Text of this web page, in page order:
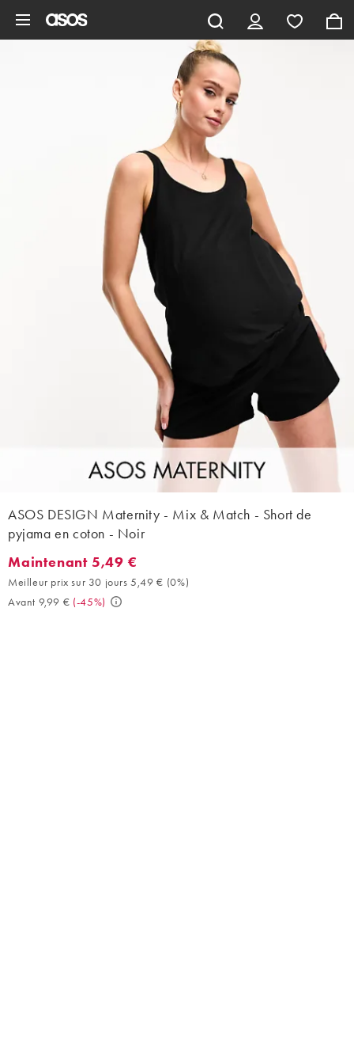
ASOS DESIGN Maternity - Mix & Match - Short de
pyjama en coton - Noir
Maintenant 5,49 €. Meilleur prix sur 30 jours 5,49 € (0%).
Maintenant 5,49 €
Meilleur prix sur 30 jours 5,49 € (0%)
Avant 9,99 € (-45%)